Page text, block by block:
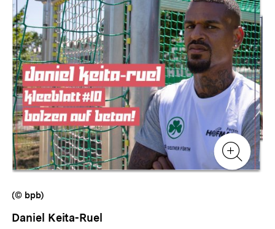
überspringen
Zur
Zur
Zur
Galerieansicht
(© bpb)
Daniel Keita-Ruel